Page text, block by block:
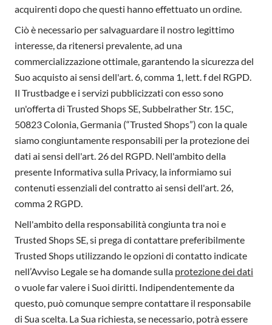
acquirenti dopo che questi hanno effettuato un ordine.
Ciò è necessario per salvaguardare il nostro legittimo
interesse, da ritenersi prevalente, ad una
commercializzazione ottimale, garantendo la sicurezza del
Suo acquisto ai sensi dell'art. 6, comma 1, lett. f del RGPD.
Il Trustbadge e i servizi pubblicizzati con esso sono
un'offerta di Trusted Shops SE, Subbelrather Str. 15C,
50823 Colonia, Germania (“Trusted Shops”) con la quale
siamo congiuntamente responsabili per la protezione dei
dati ai sensi dell'art. 26 del RGPD. Nell'ambito della
presente Informativa sulla Privacy, la informiamo sui
contenuti essenziali del contratto ai sensi dell'art. 26,
comma 2 RGPD.
Nell'ambito della responsabilità congiunta tra noi e
Trusted Shops SE, si prega di contattare preferibilmente
Trusted Shops utilizzando le opzioni di contatto indicate
nell’Avviso Legale se ha domande sulla protezione dei dati
o vuole far valere i Suoi diritti. Indipendentemente da
questo, può comunque sempre contattare il responsabile
di Sua scelta. La Sua richiesta, se necessario, potrà essere